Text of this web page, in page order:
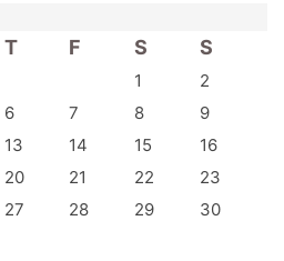
T F S S
1
2
6 7 8
9
13 14 15
16
20 21 22
23
27 28 29
30